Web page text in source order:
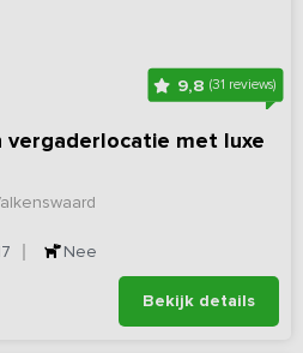
9,8(31 reviews)
vergaderlocatie met luxe
Nee
Bekijk details